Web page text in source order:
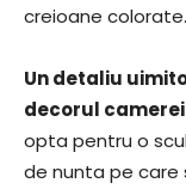
creioane colorate.
Un detaliu
decorul
opta pentru o
de nunta pe care